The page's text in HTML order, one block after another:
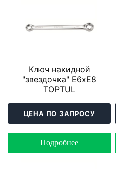
Ключ накидной
"звездочка" E6хЕ8
TOPTUL
ЦЕНА ПО ЗАПРОСУ
Подробнее